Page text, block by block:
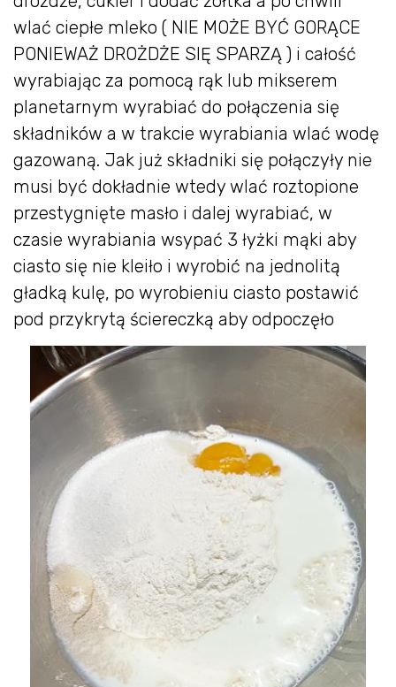
wlać ciepłe mleko ( NIE MOŻE BYĆ GORĄCE
PONIEWAŻ DROŻDŻE SIĘ SPARZĄ ) i całość
wyrabiając za pomocą rąk lub mikserem
planetarnym wyrabiać do połączenia się
składników a w trakcie wyrabiania wlać wodę
gazowaną. Jak już składniki się połączyły nie
musi być dokładnie wtedy wlać roztopione
przestygnięte masło i dalej wyrabiać, w
czasie wyrabiania wsypać 3 łyżki mąki aby
ciasto się nie kleiło i wyrobić na jednolitą
gładką kulę, po wyrobieniu ciasto postawić
pod przykrytą ściereczką aby odpoczęło